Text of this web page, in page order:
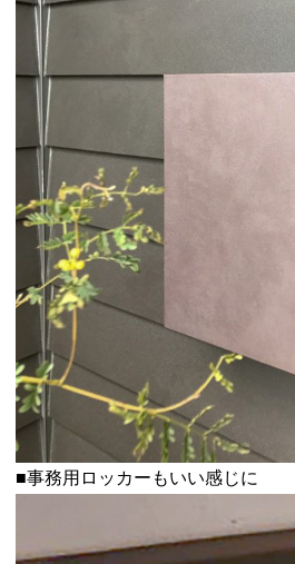
■事務用ロッカーもいい感じに